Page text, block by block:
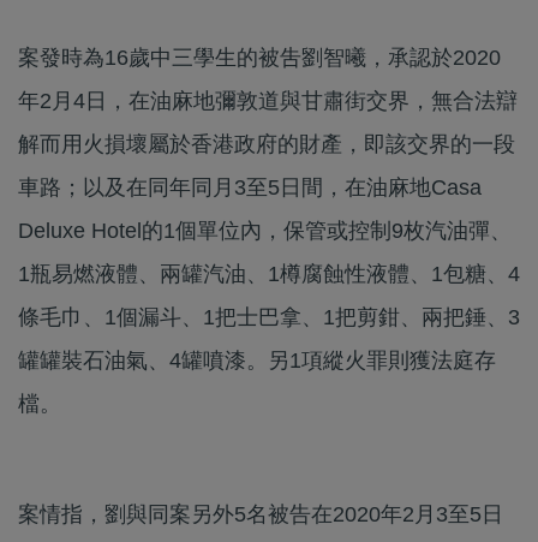
案發時為16歲中三學生的被吿劉智曦，承認於2020
年2月4日，在油麻地彌敦道與甘肅街交界，無合法辯
解而用火損壞屬於香港政府的財產，即該交界的一段
車路；以及在同年同月3至5日間，在油麻地Casa
Deluxe Hotel的1個單位內，保管或控制9枚汽油彈、
1瓶易燃液體、兩罐汽油、1樽腐蝕性液體、1包糖、4
條毛巾、1個漏斗、1把士巴拿、1把剪鉗、兩把錘、3
罐罐裝石油氣、4罐噴漆。另1項縱火罪則獲法庭存
檔。
案情指，劉與同案另外5名被告在2020年2月3至5日